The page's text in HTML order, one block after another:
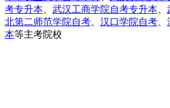
考专升本
武汉工商学院自考专升本
北第二师范学院自考
汉口学院自考
本等主考院校